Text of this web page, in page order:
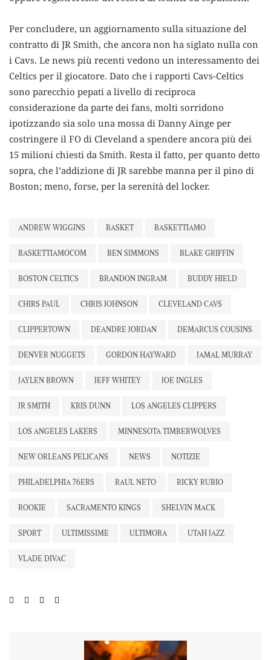
Per concludere, un aggiornamento sulla situazione del
contratto di JR Smith, che ancora non ha siglato nulla con
i Cavs. Le news più recenti vedono un interessamento dei
Celtics per il giocatore. Dato che i rapporti Cavs-Celtics
sono parecchio pepati a livello di reciproca
considerazione da parte dei fans, molti sorridono
ipotizzando sia solo una mossa di Danny Ainge per
costringere il FO di Cleveland a spendere ancora più dei
15 milioni chiesti da Smith. Resta il fatto, per quanto detto
sopra, che l’addizione di JR sarebbe manna per il pino di
Boston; meno, forse, per la serenità del locker.
ANDREW WIGGINS BASKET BASKETTIAMO
BASKETTIAMOCOM BEN SIMMONS BLAKE GRIFFIN
BOSTON CELTICS BRANDON INGRAM BUDDY HIELD
CHIRS PAUL CHRIS JOHNSON CLEVELAND CAVS
CLIPPERTOWN DEANDRE JORDAN DEMARCUS COUSINS
DENVER NUGGETS GORDON HAYWARD JAMAL MURRAY
JAYLEN BROWN JEFF WHITEY JOE INGLES
JR SMITH KRIS DUNN LOS ANGELES CLIPPERS
LOS ANGELES LAKERS MINNESOTA TIMBERWOLVES
NEW ORLEANS PELICANS NEWS NOTIZIE
PHILADELPHIA 76ERS RAUL NETO RICKY RUBIO
ROOKIE SACRAMENTO KINGS SHELVIN MACK
SPORT ULTIMISSIME ULTIMORA UTAH JAZZ
VLADE DIVAC